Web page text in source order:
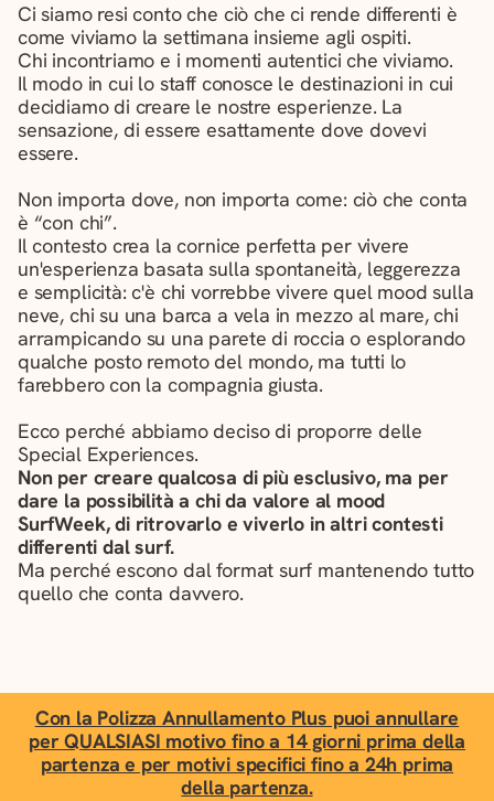
Ci siamo resi conto che ciò che ci rende differenti è
come viviamo la settimana insieme agli ospiti.
Chi incontriamo e i momenti autentici che viviamo.
Il modo in cui lo staff conosce le destinazioni in cui
decidiamo di creare le nostre esperienze. La
sensazione, di essere esattamente dove dovevi
essere.
Non importa dove, non importa come: ciò che conta
è “con chi”.
Il contesto crea la cornice perfetta per vivere
un'esperienza basata sulla spontaneità, leggerezza
e semplicità: c'è chi vorrebbe vivere quel mood sulla
neve, chi su una barca a vela in mezzo al mare, chi
arrampicando su una parete di roccia o esplorando
qualche posto remoto del mondo, ma tutti lo
farebbero con la compagnia giusta.
Ecco perché abbiamo deciso di proporre delle
Special Experiences.
Non per creare qualcosa di più esclusivo, ma per
dare la possibilità a chi da valore al mood
SurfWeek, di ritrovarlo e viverlo in altri contesti
differenti dal surf.
Ma perché escono dal format surf mantenendo tutto
quello che conta davvero.
Con la Polizza Annullamento Plus puoi annullare
per QUALSIASI motivo fino a 14 giorni prima della
partenza e per motivi specifici fino a 24h prima
della partenza.